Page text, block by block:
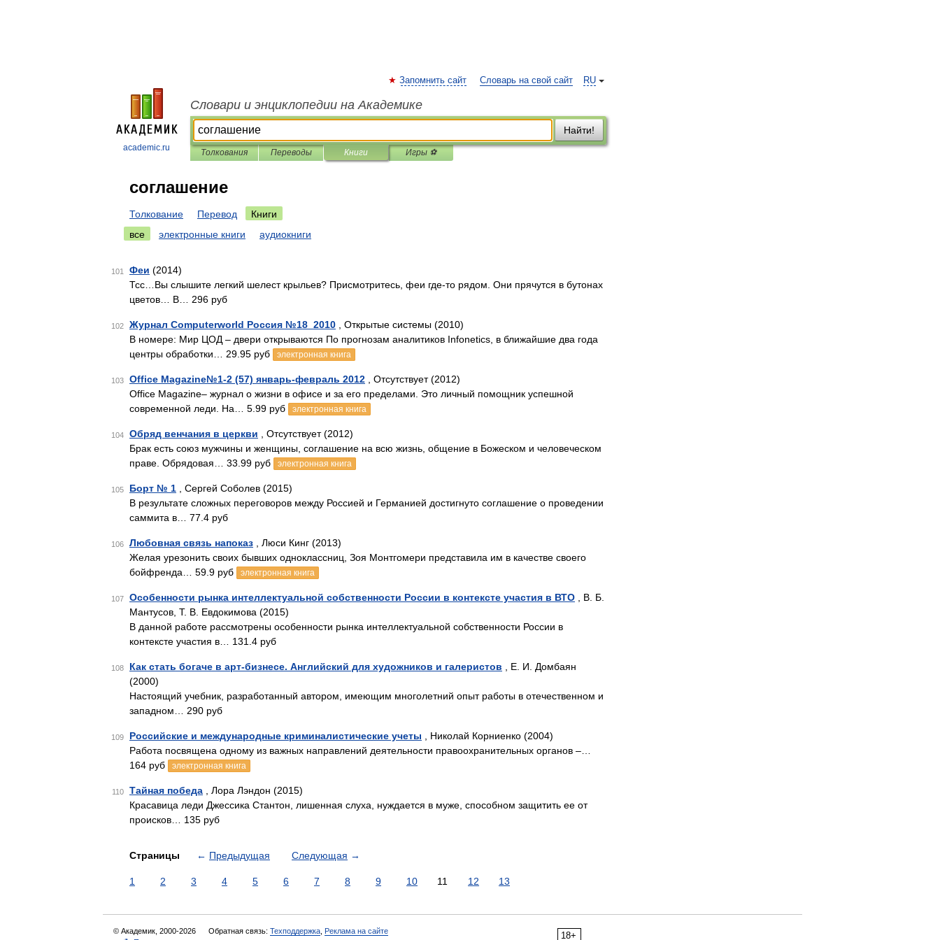
academic.ru
RU
Запомнить сайт Словарь на свой сайт
Словари и энциклопедии на Академике
Найти!
Толкования Переводы Книги Игры ⚽
соглашение
Толкование Перевод
Книги
все
электронные книги аудиокниги
101 Феи (2014)
Тсс…Вы слышите легкий шелест крыльев? Присмотритесь, феи где-то рядом. Они прячутся в бутонах
цветов… В… 296 руб
102 Журнал Computerworld Россия №18_2010 , Открытые системы (2010)
В номере: Мир ЦОД – двери открываются По прогнозам аналитиков Infonetics, в ближайшие два года
центры обработки… 29.95 руб
электронная книга
103 Office Magazine№1-2 (57) январь-февраль 2012 , Отсутствует (2012)
Office Magazine– журнал о жизни в офисе и за его пределами. Это личный помощник успешной
современной леди. На… 5.99 руб
электронная книга
104 Обряд венчания в церкви , Отсутствует (2012)
Брак есть союз мужчины и женщины, соглашение на всю жизнь, общение в Божеском и человеческом
праве. Обрядовая… 33.99 руб
электронная книга
105 Борт № 1 , Сергей Соболев (2015)
В результате сложных переговоров между Россией и Германией достигнуто соглашение о проведении
саммита в… 77.4 руб
106 Любовная связь напоказ , Люси Кинг (2013)
Желая урезонить своих бывших одноклассниц, Зоя Монтгомери представила им в качестве своего
бойфренда… 59.9 руб
электронная книга
107 Особенности рынка интеллектуальной собственности России в контексте участия в ВТО , В. Б.
Мантусов, Т. В. Евдокимова (2015)
В данной работе рассмотрены особенности рынка интеллектуальной собственности России в
контексте участия в… 131.4 руб
108 Как стать богаче в арт-бизнесе. Английский для художников и галеристов , Е. И. Домбаян
(2000)
Настоящий учебник, разработанный автором, имеющим многолетний опыт работы в отечественном и
западном… 290 руб
109 Российские и международные криминалистические учеты , Николай Корниенко (2004)
Работа посвящена одному из важных направлений деятельности правоохранительных органов –…
164 руб
электронная книга
110 Тайная победа , Лора Лэндон (2015)
Красавица леди Джессика Стантон, лишенная слуха, нуждается в муже, способном защитить ее от
происков… 135 руб
Страницы ← Предыдущая Следующая →
1 2 3 4 5 6 7 8 9 10 11 12 13
18+
© Академик, 2000-2026 Обратная связь: Техподдержка Реклама на сайте